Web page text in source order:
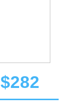
$282